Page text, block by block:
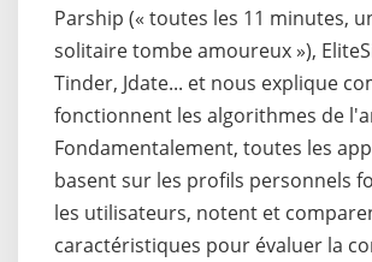
Parship (« toutes les 11 minutes,
solitaire tombe amoureux »),
Tinder, Jdate... et nous explique
fonctionnent les algorithmes de
Fondamentalement, toutes les
basent sur les profils personnels
les utilisateurs, notent et
caractéristiques pour évaluer la